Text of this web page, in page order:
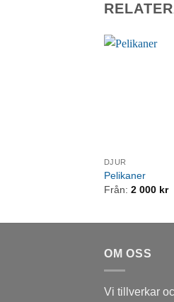
DJUR
Pelikaner
Från: 2 000 kr
OM OSS
Vi tillverkar